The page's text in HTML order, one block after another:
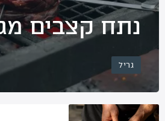
נתח קצבים
גריל